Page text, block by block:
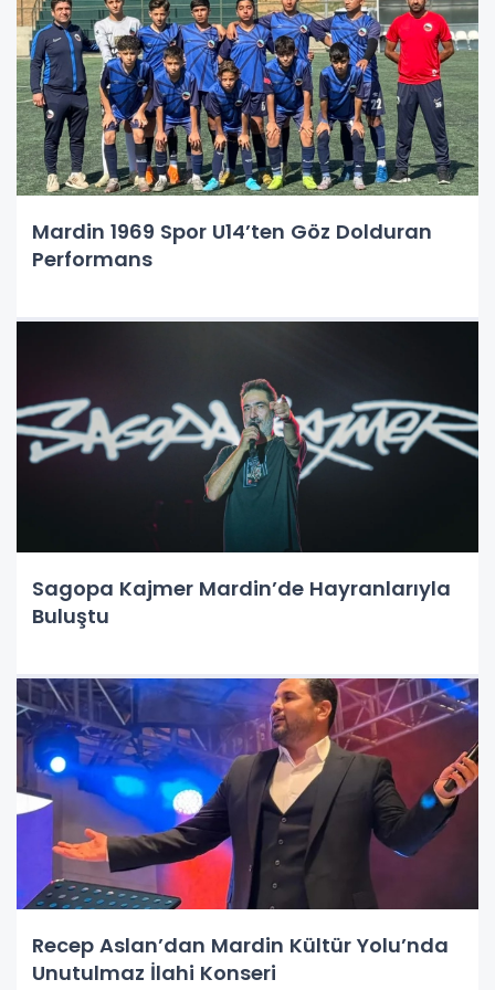
Mardin 1969 Spor U14’ten Göz Dolduran
Performans
Sagopa Kajmer Mardin’de Hayranlarıyla
Buluştu
Recep Aslan’dan Mardin Kültür Yolu’nda
Unutulmaz İlahi Konseri